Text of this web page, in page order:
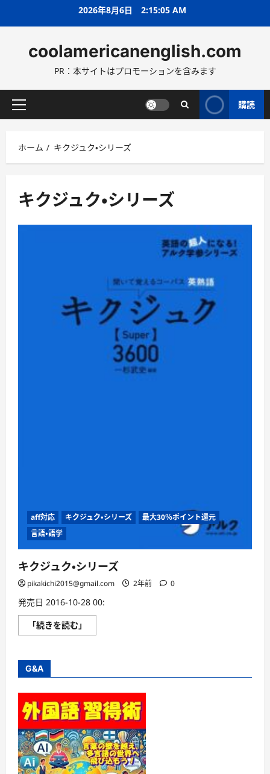
ス
ッ
2026年8月6日 2:15:07 AM
coolamericanenglish.com
PR：本サイトはプロモーションを含みます
メ
メ
ニ
ー
購読
ホーム キクジュク・シリーズ
キクジュク・シリーズ
aff対応 キクジュク・シリーズ
最大30％ポイント還元
言語・語学
キクジュク・シリーズ
pikakichi2015@gmail.com 2年前 0
発売日 2016-10-28 00:
「続きを読む」
ク
リ
ズ
に
つ
い
て
さ
ら
に
読
む
G&A